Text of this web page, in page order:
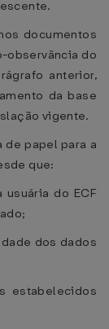
documentos
observância do
anterior,
da base
vigente.
de papel para a
que:
do ECF
dos dados
estabelecidos